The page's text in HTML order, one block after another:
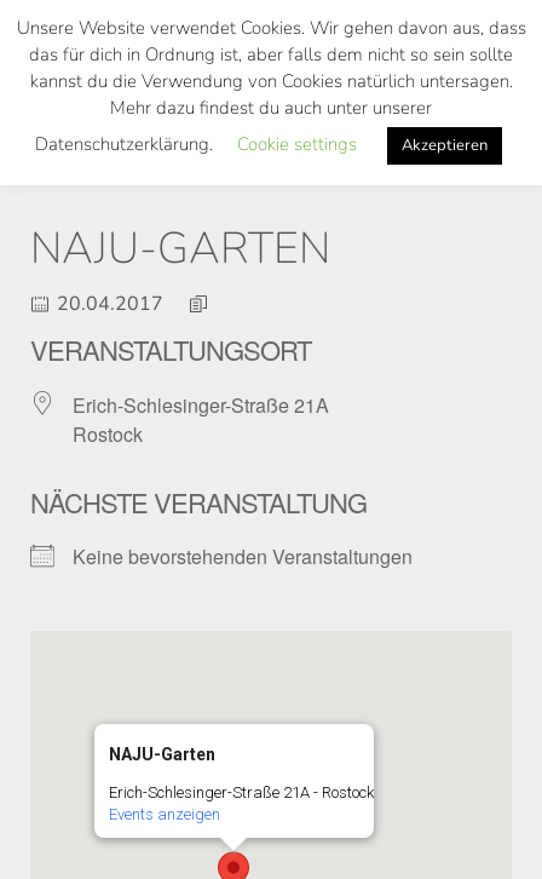
Skip
main
NAJU-GARTEN
20.04.2017
VERANSTALTUNGSORT
Erich-Schlesinger-Straße 21A
Rostock
NÄCHSTE VERANSTALTUNG
Keine bevorstehenden Veranstaltungen
NAJU-Garten
Erich-Schlesinger-Straße 21A - Rostock
Events anzeigen
Unsere Website verwendet Cookies. Wir gehen davon aus, dass
das für dich in Ordnung ist, aber falls dem nicht so sein sollte
kannst du die Verwendung von Cookies natürlich untersagen.
Mehr dazu findest du auch unter unserer
Datenschutzerklärung.
Cookie settings Akzeptieren